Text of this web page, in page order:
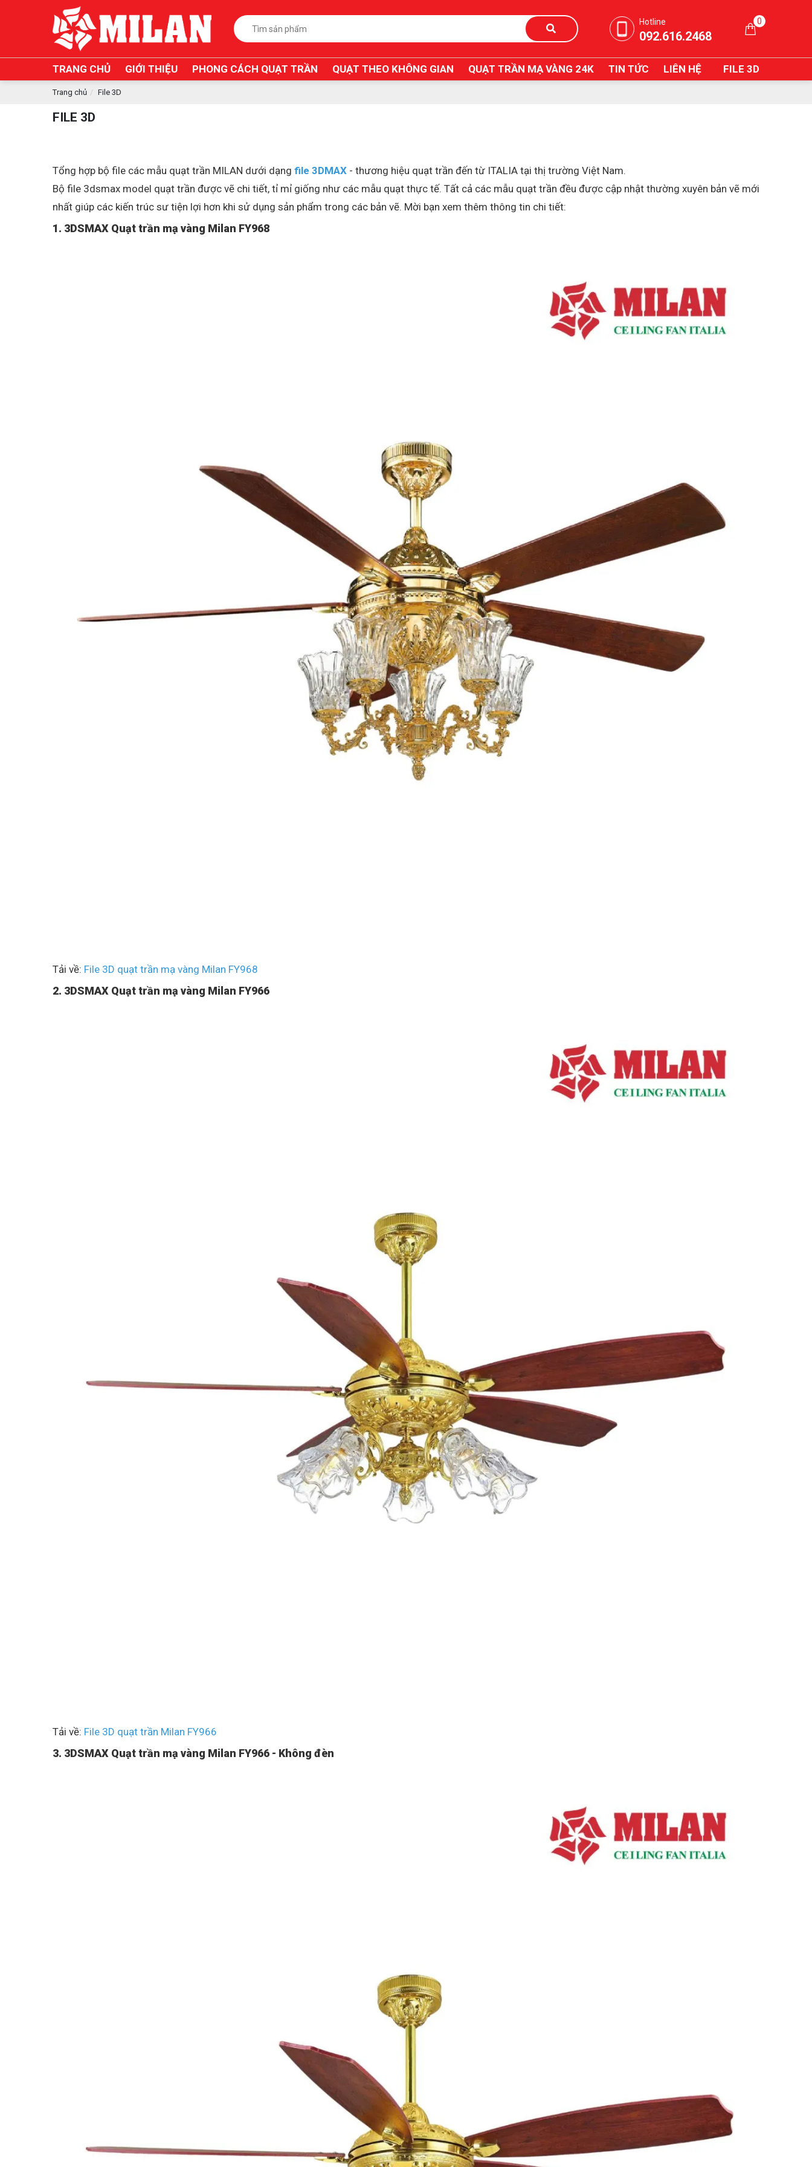
Hotline
092.616.2468
0
TRANG CHỦ GIỚI THIỆU PHONG CÁCH QUẠT TRẦN QUẠT THEO KHÔNG GIAN QUẠT TRẦN MẠ VÀNG 24K TIN TỨC LIÊN HỆ FILE 3D
Trang chủ File 3D
FILE 3D
Tổng hợp bộ file các mẫu quạt trần MILAN dưới dạng file 3DMAX - thương hiệu quạt trần đến từ ITALIA tại thị trường Việt Nam.
Bộ file 3dsmax model quạt trần được vẽ chi tiết, tỉ mỉ giống như các mẫu quạt thực tế. Tất cả các mẫu quạt trần đều được cập nhật thường xuyên bản vẽ mới
nhất giúp các kiến trúc sư tiện lợi hơn khi sử dụng sản phẩm trong các bản vẽ. Mời bạn xem thêm thông tin chi tiết:
1. 3DSMAX Quạt trần mạ vàng Milan FY968
Tải về: File 3D quạt trần mạ vàng Milan FY968
2. 3DSMAX Quạt trần mạ vàng Milan FY966
Tải về: File 3D quạt trần Milan FY966
3. 3DSMAX Quạt trần mạ vàng Milan FY966 - Không đèn